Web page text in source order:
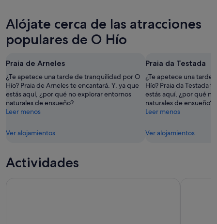
esta
noche,
8
-
9
ago
Hío
para
mañana
la
noche,
9
ago
-
10
en
O
Hío
el
próximo
fin
de
semana,
14
-
ago
Alójate cerca de las atracciones
populares de O Hío
Praia de Arneles
¿Te apetece una tarde de tranquilidad por O
Hío? Praia de Arneles te encantará. Y, ya que
estás aquí, ¿por qué no explorar entornos
naturales de ensueño?
Leer menos
Ver alojamientos
Praia da Testada
¿Te apetece una
Hío? Praia da Testada
estás aquí, ¿por qué
naturales de ensueño?
Leer menos
Ver alojamientos
Actividades